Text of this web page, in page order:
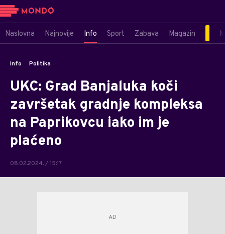
Naslovna Najnovije Info Sport Zabava Magazin
Info Politika
UKC: Grad Banjaluka koči
završetak gradnje kompleksa
na Paprikovcu iako im je
plaćeno
08.02.2024. / 15:17